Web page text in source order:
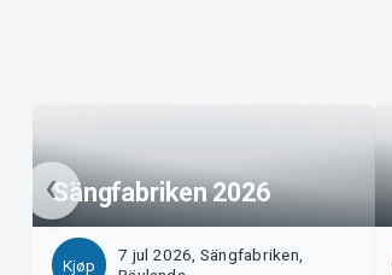
Sängfabriken 2026
Kjøp
7 jul 2026, Sängfabriken,